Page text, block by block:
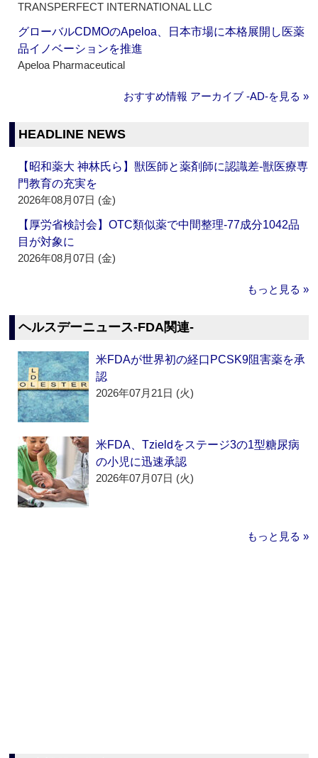
TRANSPERFECT INTERNATIONAL LLC
グローバルCDMOのApeloa、日本市場に本格展開し医薬
品イノベーションを推進
Apeloa Pharmaceutical
おすすめ情報 アーカイブ ‐AD‐を見る »
HEADLINE NEWS
【昭和薬大 神林氏ら】獣医師と薬剤師に認識差‐獣医療専
門教育の充実を
2026年08月07日 (金)
【厚労省検討会】OTC類似薬で中間整理‐77成分1042品
目が対象に
2026年08月07日 (金)
もっと見る »
ヘルスデーニュース‐FDA関連‐
米FDAが世界初の経口PCSK9阻害薬を承
認
2026年07月21日 (火)
米FDA、Tzieldをステージ3の1型糖尿病
の小児に迅速承認
2026年07月07日 (火)
もっと見る »